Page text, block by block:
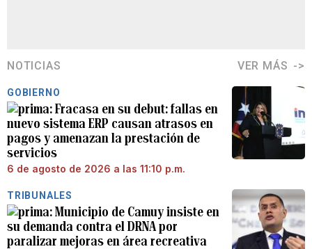
NOTICIAS VER MÁS
GOBIERNO
Fracasa en su debut: fallas en
nuevo sistema ERP causan atrasos en
pagos y amenazan la prestación de
servicios
6 de agosto de 2026 a las 11:10 p.m.
TRIBUNALES
Municipio de Camuy insiste en
su demanda contra el DRNA por
paralizar mejoras en área recreativa